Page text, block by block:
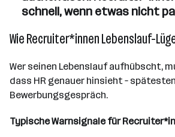
schnell, wenn etwas nicht
Wie Recruiter*innen Lebenslauf-
Wer seinen Lebenslauf aufhübscht,
dass HR genauer hinsieht –
Bewerbungsgespräch.
Typische Warnsignale für